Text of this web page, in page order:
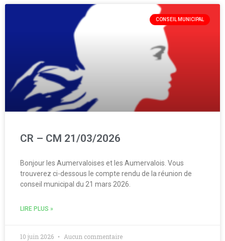
CONSEIL MUNICIPAL
CR – CM 21/03/2026
Bonjour les Aumervaloises et les Aumervalois. Vous
trouverez ci-dessous le compte rendu de la réunion de
conseil municipal du 21 mars 2026.
LIRE PLUS »
10 juin 2026 Aucun commentaire